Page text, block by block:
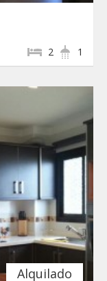
1
2
Alquilado